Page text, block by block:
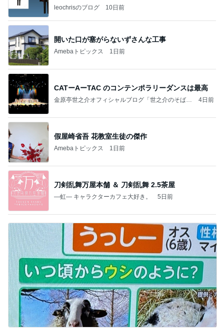
leochrisのブログ 10日前
開いた口が塞がらないずさんな工事
Amebaトピックス 1日前
CATーAーTAC のコンテンポラリーダンスは最高
金原亭世之介オフィシャルブログ「世之介のそばに
4日前
假屋崎省吾 花教室生徒の傑作
Amebaトピックス 1日前
刀剣乱舞万屋本舗 ＆ 刀剣乱舞 2.5茶屋
―虹― キャラクターカフェ大好き。 5日前